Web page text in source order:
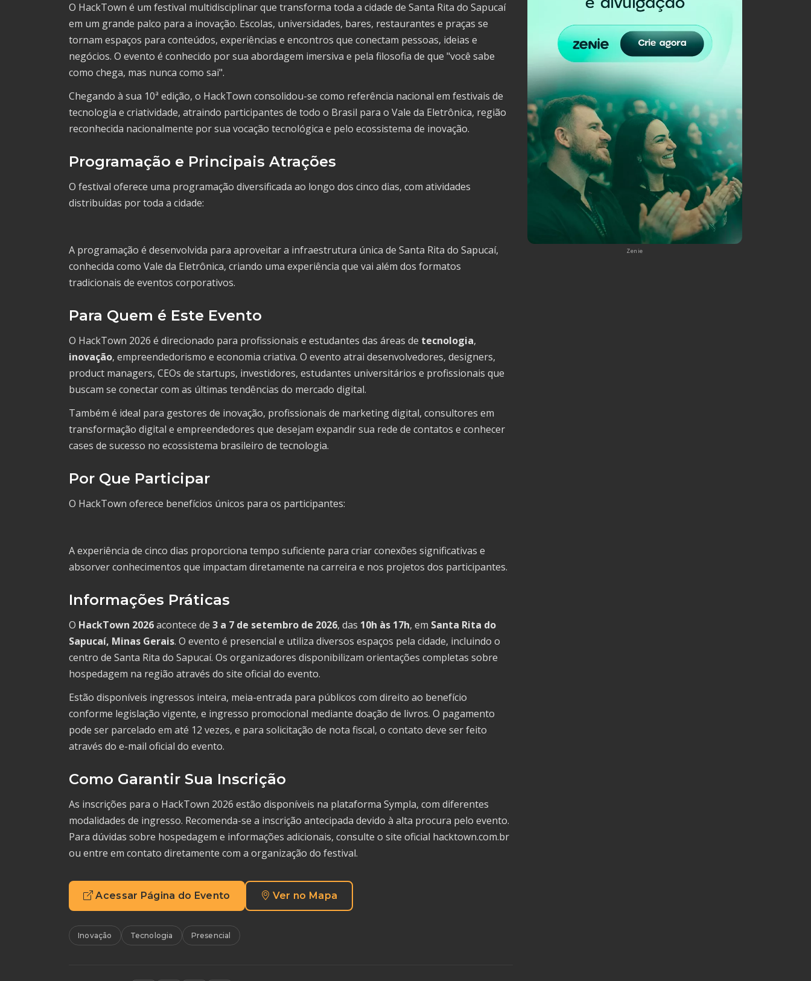
O HackTown é um festival multidisciplinar que transforma toda a cidade de Santa Rita do Sapucaí
em um grande palco para a inovação. Escolas, universidades, bares, restaurantes e praças se
tornam espaços para conteúdos, experiências e encontros que conectam pessoas, ideias e
negócios. O evento é conhecido por sua abordagem imersiva e pela filosofia de que "você sabe
como chega, mas nunca como sai".
Chegando à sua 10ª edição, o HackTown consolidou-se como referência nacional em festivais de
tecnologia e criatividade, atraindo participantes de todo o Brasil para o Vale da Eletrônica, região
reconhecida nacionalmente por sua vocação tecnológica e pelo ecossistema de inovação.
Programação e Principais Atrações
O festival oferece uma programação diversificada ao longo dos cinco dias, com atividades
distribuídas por toda a cidade:
A programação é desenvolvida para aproveitar a infraestrutura única de Santa Rita do Sapucaí,
conhecida como Vale da Eletrônica, criando uma experiência que vai além dos formatos
tradicionais de eventos corporativos.
Para Quem é Este Evento
O HackTown 2026 é direcionado para profissionais e estudantes das áreas de tecnologia,
inovação, empreendedorismo e economia criativa. O evento atrai desenvolvedores, designers,
product managers, CEOs de startups, investidores, estudantes universitários e profissionais que
buscam se conectar com as últimas tendências do mercado digital.
Também é ideal para gestores de inovação, profissionais de marketing digital, consultores em
transformação digital e empreendedores que desejam expandir sua rede de contatos e conhecer
cases de sucesso no ecossistema brasileiro de tecnologia.
Por Que Participar
O HackTown oferece benefícios únicos para os participantes:
A experiência de cinco dias proporciona tempo suficiente para criar conexões significativas e
absorver conhecimentos que impactam diretamente na carreira e nos projetos dos participantes.
Informações Práticas
O HackTown 2026acontece de 3 a 7 de setembro de 2026, das 10h às 17h, em Santa Rita do
Sapucaí, Minas Gerais. O evento é presencial e utiliza diversos espaços pela cidade, incluindo o
centro de Santa Rita do Sapucaí. Os organizadores disponibilizam orientações completas sobre
hospedagem na região através do site oficial do evento.
Estão disponíveis ingressos inteira, meia-entrada para públicos com direito ao benefício
conforme legislação vigente, e ingresso promocional mediante doação de livros. O pagamento
pode ser parcelado em até 12 vezes, e para solicitação de nota fiscal, o contato deve ser feito
através do e-mail oficial do evento.
Como Garantir Sua Inscrição
As inscrições para o HackTown 2026 estão disponíveis na plataforma Sympla, com diferentes
modalidades de ingresso. Recomenda-se a inscrição antecipada devido à alta procura pelo evento.
Para dúvidas sobre hospedagem e informações adicionais, consulte o site oficial hacktown.com.br
ou entre em contato diretamente com a organização do festival.
Acessar Página do Evento Ver no Mapa
Inovação Tecnologia Presencial
Zenie